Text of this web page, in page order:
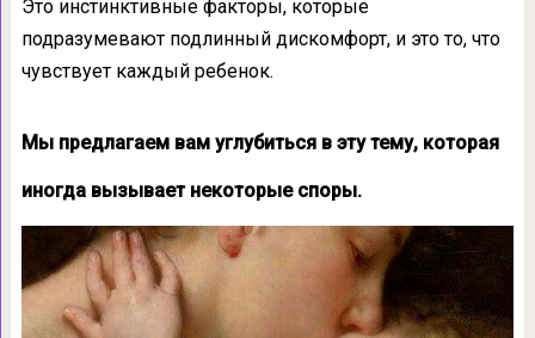
Это инстинктивные факторы, которые
подразумевают подлинный дискомфорт, и это то, что
чувствует каждый ребенок.
Мы предлагаем вам углубиться в эту тему, которая
иногда вызывает некоторые споры.